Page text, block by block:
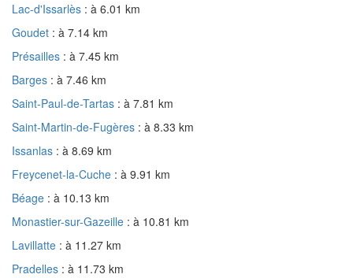
Lac-d'Issarlès : à 6.01 km
Goudet : à 7.14 km
Présailles : à 7.45 km
Barges : à 7.46 km
Saint-Paul-de-Tartas : à 7.81 km
Saint-Martin-de-Fugères : à 8.33 km
Issanlas : à 8.69 km
Freycenet-la-Cuche : à 9.91 km
Béage : à 10.13 km
Monastier-sur-Gazeille : à 10.81 km
Lavillatte : à 11.27 km
Pradelles : à 11.73 km